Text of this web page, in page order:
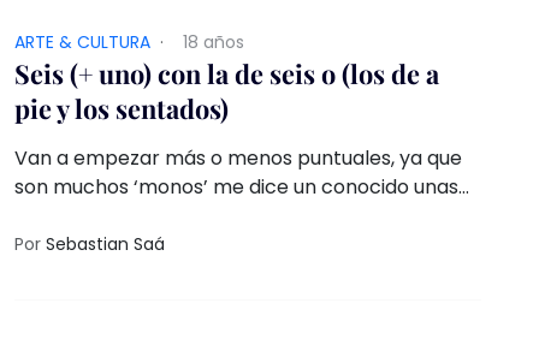
ARTE & CULTURA · 18 años
Seis (+ uno) con la de seis o (los de a
pie y los sentados)
Van a empezar más o menos puntuales, ya que
son muchos ‘monos’ me dice un conocido unas
Por Sebastian Saá